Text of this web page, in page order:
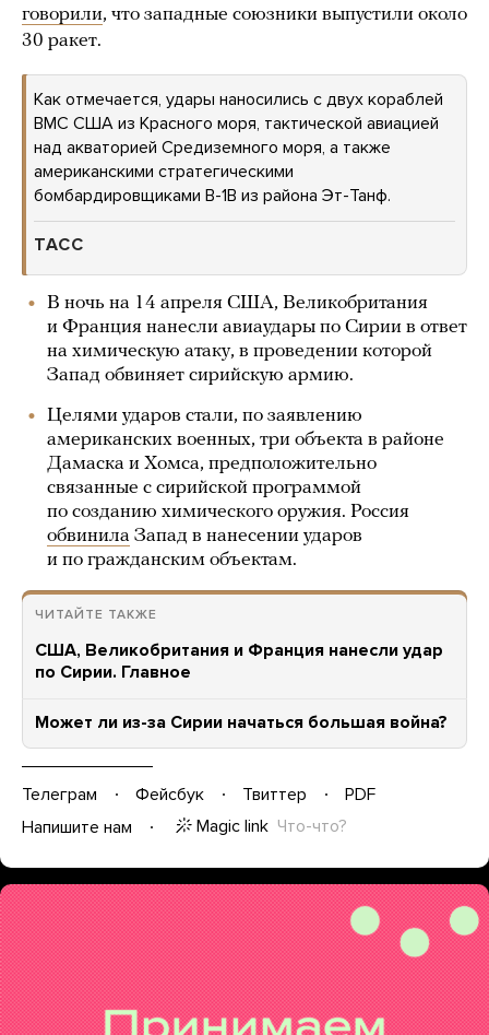
говорили, что западные союзники выпустили около
30 ракет.
Как отмечается, удары наносились с двух кораблей
ВМС США из Красного моря, тактической авиацией
над акваторией Средиземного моря, а также
американскими стратегическими
бомбардировщиками B-1B из района Эт-Танф.
ТАСС
В ночь на 14 апреля США, Великобритания
и Франция нанесли авиаудары по Сирии в ответ
на химическую атаку, в проведении которой
Запад обвиняет сирийскую армию.
Целями ударов стали, по заявлению
американских военных, три объекта в районе
Дамаска и Хомса, предположительно
связанные с сирийской программой
по созданию химического оружия. Россия
обвинила Запад в нанесении ударов
и по гражданским объектам.
ЧИТАЙТЕ ТАКЖЕ
США, Великобритания и Франция нанесли удар
по Сирии. Главное
Может ли из-за Сирии начаться большая война?
Телеграм Фейсбук Твиттер
PDF
Напишите нам
Magic link Что-что?